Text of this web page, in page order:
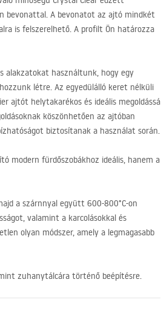
bevonattal. A bevonatot az ajtó mindkét
is felszerelhető. A profilt Ön határozza
alakzatokat használtunk, hogy egy
létre. Az egyedülálló keret nélküli
ajtót helytakarékos és ideális megoldássá
köszönhetően az ajtóban
biztosítanak a használat során.
modern fürdőszobákhoz ideális, hanem a
a szárnnyal együtt 600-800°C-on
valamint a karcolásokkal és
olyan módszer, amely a legmagasabb
zuhanytálcára történő beépítésre.